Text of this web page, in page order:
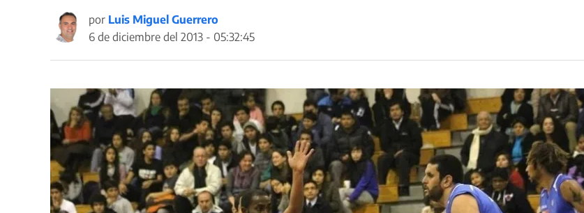
por Luis Miguel Guerrero
6 de diciembre del 2013 - 05:32:45